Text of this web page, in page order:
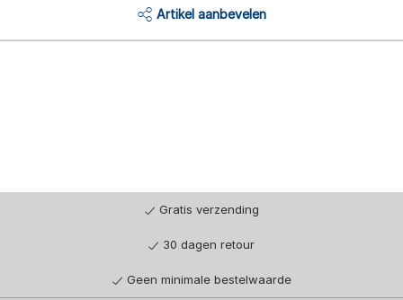
Artikel aanbevelen
Gratis verzending
30 dagen retour
Geen minimale bestelwaarde